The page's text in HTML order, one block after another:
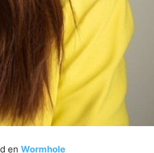
en Wormhole